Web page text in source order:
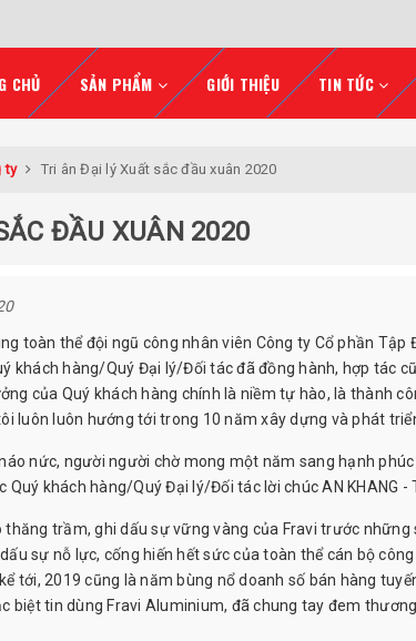
CHỦ SẢN PHẨM GIỚI THIỆU TIN TỨC
ty Tri ân Đại lý Xuất sắc đầu xuân 2020
ĐẦU XUÂN 2020
thể đội ngũ công nhân viên Công ty Cổ phần Tập
khách hàng/Quý Đại lý/Đối tác đã đồng hành, hợp tác
của Quý khách hàng chính là niềm tự hào, là thành
luôn luôn hướng tới trong 10 năm xây dựng và phát
nức, người người chờ mong một năm sang hạnh phúc
khách hàng/Quý Đại lý/Đối tác lời chúc AN KHANG -
trầm, ghi dấu sự vững vàng của Fravi trước những
sự nỗ lực, cống hiến hết sức của toàn thể cán bộ
tới, 2019 cũng là năm bùng nổ doanh số bán hàng
biệt tin dùng Fravi Aluminium, đã chung tay đem